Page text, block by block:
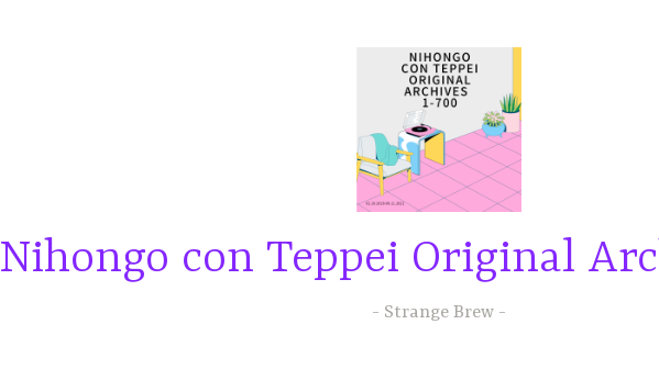
Nihongo con Teppei Original
Strange Brew